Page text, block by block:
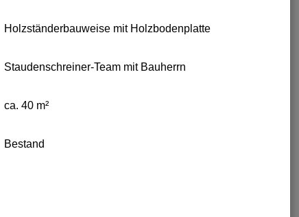
Holzständerbauweise mit Holzbodenplatte
Staudenschreiner-Team mit Bauherrn
ca. 40 m²
Bestand